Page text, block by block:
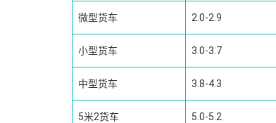
微型货车 2.0-2.9
小型货车 3.0-3.7
中型货车 3.8-4.3
5米2货车 5.0-5.2